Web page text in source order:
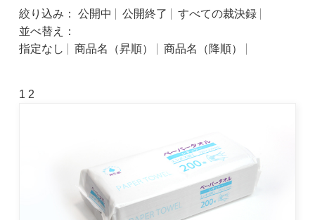
絞り込み： 公開中 公開終了
すべての裁決録
並べ替え：
指定なし
商品名（昇順） 商品名（降順）
1 2